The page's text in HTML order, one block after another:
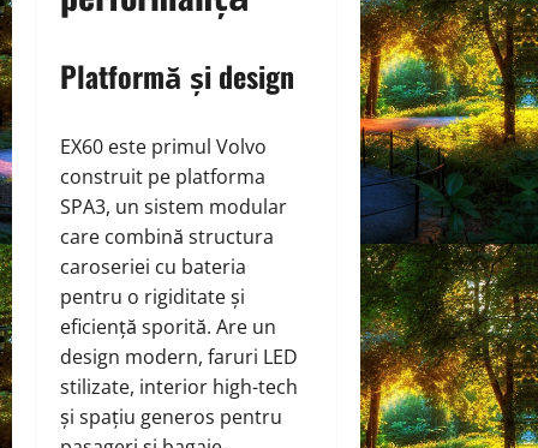
Platformă și design
EX60 este primul Volvo
construit pe platforma
SPA3, un sistem modular
care combină structura
caroseriei cu bateria
pentru o rigiditate și
eficiență sporită. Are un
design modern, faruri LED
stilizate, interior high-tech
și spațiu generos pentru